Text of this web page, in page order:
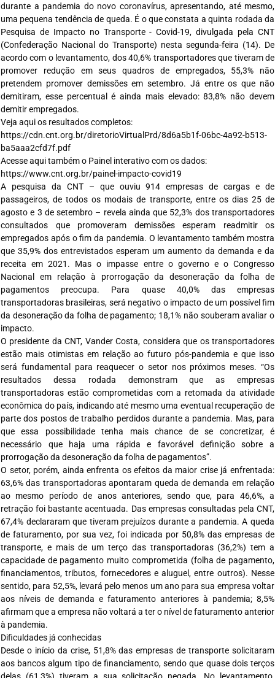
durante a pandemia do novo coronavírus, apresentando, até mesmo,
uma pequena tendência de queda. É o que constata a quinta rodada da
Pesquisa de Impacto no Transporte - Covid-19, divulgada pela CNT
(Confederação Nacional do Transporte) nesta segunda-feira (14). De
acordo com o levantamento, dos 40,6% transportadores que tiveram de
promover redução em seus quadros de empregados, 55,3% não
pretendem promover demissões em setembro. Já entre os que não
demitiram, esse percentual é ainda mais elevado: 83,8% não devem
demitir empregados.
Veja aqui os resultados completos:
https://cdn.cnt.org.br/diretorioVirtualPrd/8d6a5b1f-06bc-4a92-b513-
ba5aaa2cfd7f.pdf
Acesse aqui também o Painel interativo com os dados:
https://www.cnt.org.br/painel-impacto-covid19
A pesquisa da CNT – que ouviu 914 empresas de cargas e de
passageiros, de todos os modais de transporte, entre os dias 25 de
agosto e 3 de setembro – revela ainda que 52,3% dos transportadores
consultados que promoveram demissões esperam readmitir os
empregados após o fim da pandemia. O levantamento também mostra
que 35,9% dos entrevistados esperam um aumento da demanda e da
receita em 2021. Mas o impasse entre o governo e o Congresso
Nacional em relação à prorrogação da desoneração da folha de
pagamentos preocupa. Para quase 40,0% das empresas
transportadoras brasileiras, será negativo o impacto de um possível fim
da desoneração da folha de pagamento; 18,1% não souberam avaliar o
impacto.
O presidente da CNT, Vander Costa, considera que os transportadores
estão mais otimistas em relação ao futuro pós-pandemia e que isso
será fundamental para reaquecer o setor nos próximos meses. “Os
resultados dessa rodada demonstram que as empresas
transportadoras estão comprometidas com a retomada da atividade
econômica do país, indicando até mesmo uma eventual recuperação de
parte dos postos de trabalho perdidos durante a pandemia. Mas, para
que essa possibilidade tenha mais chance de se concretizar, é
necessário que haja uma rápida e favorável definição sobre a
prorrogação da desoneração da folha de pagamentos”.
O setor, porém, ainda enfrenta os efeitos da maior crise já enfrentada:
63,6% das transportadoras apontaram queda de demanda em relação
ao mesmo período de anos anteriores, sendo que, para 46,6%, a
retração foi bastante acentuada. Das empresas consultadas pela CNT,
67,4% declararam que tiveram prejuízos durante a pandemia. A queda
de faturamento, por sua vez, foi indicada por 50,8% das empresas de
transporte, e mais de um terço das transportadoras (36,2%) tem a
capacidade de pagamento muito comprometida (folha de pagamento,
financiamentos, tributos, fornecedores e aluguel, entre outros). Nesse
sentido, para 52,5%, levará pelo menos um ano para sua empresa voltar
aos níveis de demanda e faturamento anteriores à pandemia; 8,5%
afirmam que a empresa não voltará a ter o nível de faturamento anterior
à pandemia.
Dificuldades já conhecidas
Desde o início da crise, 51,8% das empresas de transporte solicitaram
aos bancos algum tipo de financiamento, sendo que quase dois terços